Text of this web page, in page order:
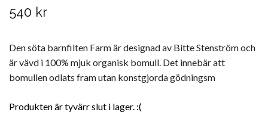
540 kr
Den söta barnfilten Farm är designad av Bitte Stenström och
är vävd i 100% mjuk organisk bomull. Det innebär att
bomullen odlats fram utan konstgjorda gödningsm
Produkten är tyvärr slut i lager. :(